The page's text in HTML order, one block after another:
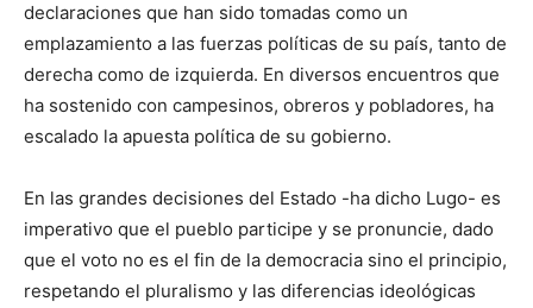
declaraciones que han sido tomadas como un
emplazamiento a las fuerzas políticas de su país, tanto de
derecha como de izquierda. En diversos encuentros que
ha sostenido con campesinos, obreros y pobladores, ha
escalado la apuesta política de su gobierno.
En las grandes decisiones del Estado -ha dicho Lugo- es
imperativo que el pueblo participe y se pronuncie, dado
que el voto no es el fin de la democracia sino el principio,
respetando el pluralismo y las diferencias ideológicas